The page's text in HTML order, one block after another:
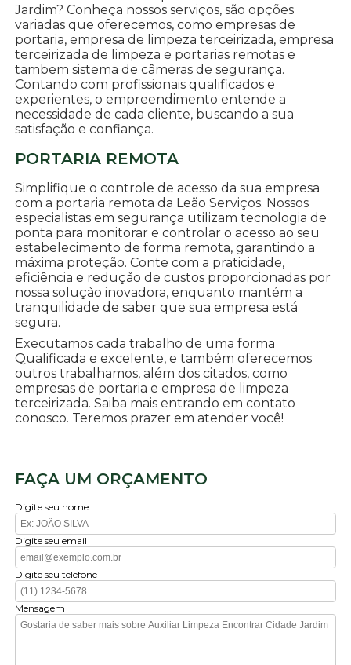
Jardim? Conheça nossos serviços, são opções
variadas que oferecemos, como empresas de
portaria, empresa de limpeza terceirizada, empresa
terceirizada de limpeza e portarias remotas e
tambem sistema de câmeras de segurança.
Contando com profissionais qualificados e
experientes, o empreendimento entende a
necessidade de cada cliente, buscando a sua
satisfação e confiança.
PORTARIA REMOTA
Simplifique o controle de acesso da sua empresa
com a portaria remota da Leão Serviços. Nossos
especialistas em segurança utilizam tecnologia de
ponta para monitorar e controlar o acesso ao seu
estabelecimento de forma remota, garantindo a
máxima proteção. Conte com a praticidade,
eficiência e redução de custos proporcionadas por
nossa solução inovadora, enquanto mantém a
tranquilidade de saber que sua empresa está
segura.
Executamos cada trabalho de uma forma
Qualificada e excelente, e também oferecemos
outros trabalhamos, além dos citados, como
empresas de portaria e empresa de limpeza
terceirizada. Saiba mais entrando em contato
conosco. Teremos prazer em atender você!
FAÇA UM ORÇAMENTO
Digite seu nome
Digite seu email
Digite seu telefone
Mensagem